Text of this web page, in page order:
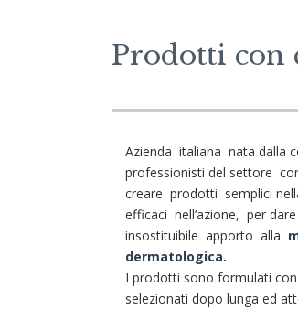
Prodotti con
Azienda italiana nata dalla
professionisti del settore
creare prodotti semplici
efficaci nell’azione, per
insostituibile apporto alla
dermatologica.
I prodotti sono formulati con
selezionati dopo lunga ed